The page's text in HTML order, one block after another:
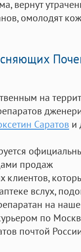
вернут
омолодят
на
Саратов и
продаж
клиентов,
вслух,
на
по
почтой